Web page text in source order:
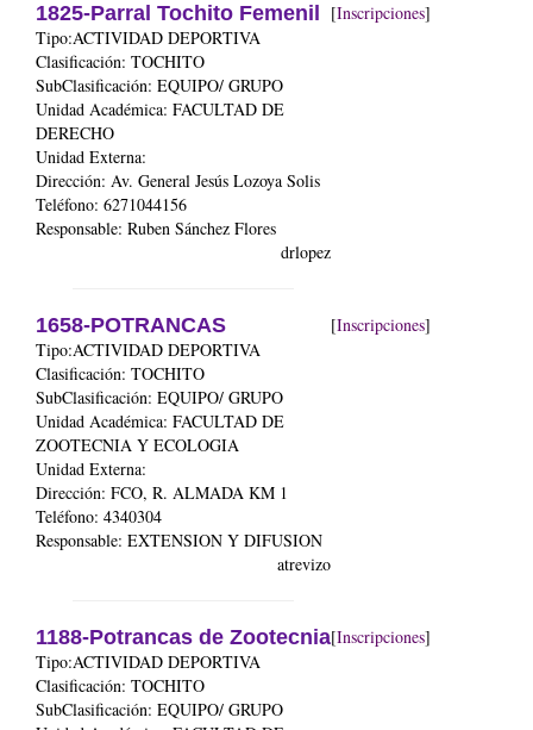
1825-Parral Tochito Femenil
Tipo:ACTIVIDAD DEPORTIVA
Clasificación: TOCHITO
SubClasificación: EQUIPO/ GRUPO
Unidad Académica: FACULTAD DE
DERECHO
Unidad Externa:
Dirección: Av. General Jesús Lozoya Solis
Teléfono: 6271044156
Responsable: Ruben Sánchez Flores
drlopez
[Inscripciones]
1658-POTRANCAS
Tipo:ACTIVIDAD DEPORTIVA
Clasificación: TOCHITO
SubClasificación: EQUIPO/ GRUPO
Unidad Académica: FACULTAD DE
ZOOTECNIA Y ECOLOGIA
Unidad Externa:
Dirección: FCO, R. ALMADA KM 1
Teléfono: 4340304
Responsable: EXTENSION Y DIFUSION
atrevizo
[Inscripciones]
1188-Potrancas de Zootecnia
Tipo:ACTIVIDAD DEPORTIVA
Clasificación: TOCHITO
SubClasificación: EQUIPO/ GRUPO
[Inscripciones]